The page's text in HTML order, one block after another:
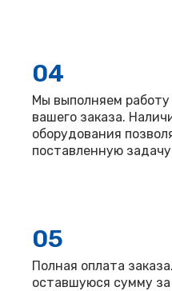
04
Мы выполняем работу
вашего заказа.
оборудования
поставленную
05
Полная оплата
оставшуюся сумму за